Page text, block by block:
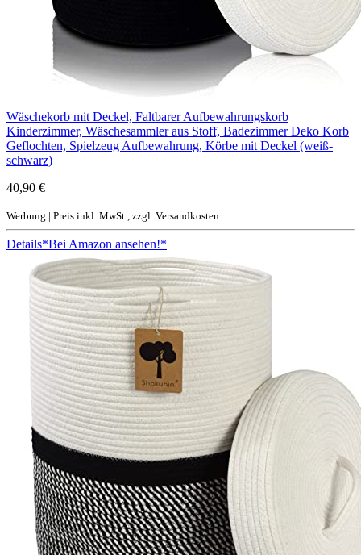
Wäschekorb mit Deckel, Faltbarer Aufbewahrungskorb
Kinderzimmer, Wäschesammler aus Stoff, Badezimmer Deko Korb
Geflochten, Spielzeug Aufbewahrung, Körbe mit Deckel (weiß-
schwarz)
40,90 €
Werbung | Preis inkl. MwSt., zzgl. Versandkosten
Details*Bei Amazon ansehen!*